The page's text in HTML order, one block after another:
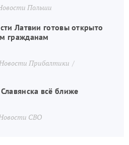
Польши
Латвии готовы открыто
гражданам
Прибалтики
всё ближе
СВО